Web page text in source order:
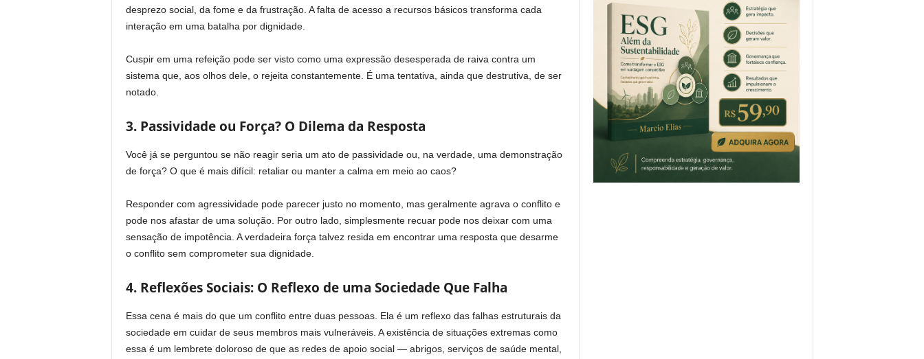
desprezo social, da fome e da frustração. A falta de acesso a recursos básicos transforma cada
interação em uma batalha por dignidade.
Cuspir em uma refeição pode ser visto como uma expressão desesperada de raiva contra um
sistema que, aos olhos dele, o rejeita constantemente. É uma tentativa, ainda que destrutiva, de ser
notado.
3. Passividade ou Força? O Dilema da Resposta
Você já se perguntou se não reagir seria um ato de passividade ou, na verdade, uma demonstração
de força? O que é mais difícil: retaliar ou manter a calma em meio ao caos?
Responder com agressividade pode parecer justo no momento, mas geralmente agrava o conflito e
pode nos afastar de uma solução. Por outro lado, simplesmente recuar pode nos deixar com uma
sensação de impotência. A verdadeira força talvez resida em encontrar uma resposta que desarme
o conflito sem comprometer sua dignidade.
4. Reflexões Sociais: O Reflexo de uma Sociedade Que Falha
Essa cena é mais do que um conflito entre duas pessoas. Ela é um reflexo das falhas estruturais da
sociedade em cuidar de seus membros mais vulneráveis. A existência de situações extremas como
essa é um lembrete doloroso de que as redes de apoio social — abrigos, serviços de saúde mental,